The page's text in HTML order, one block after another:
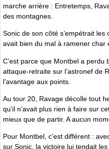
marche arrière : Entretemps,
des montagnes.
Sonic de son côté s’empétrait les
avait bien du mal à ramener char
C’est parce que Montbel a perdu
attaque-retraite sur l’astronef de
l’avantage aux points.
Au tour 20, Ravage décolle tout
qu’il n’avait plus rien à faire sur
mieux que de partir. A aucun
Pour Montbel, c’est différent :
sur Sonic, la victoire lui tendait